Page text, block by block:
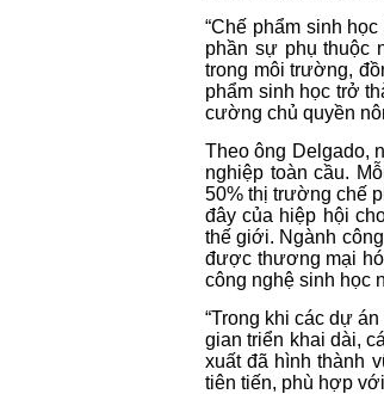
“Chế phẩm sinh
phần sự phụ thuộc
trong môi trường,
phẩm sinh học trở
cường chủ quyền
Theo ông Delgado,
nghiệp toàn cầu.
50% thị trường chế
đây của hiệp hội
thế giới. Ngành
được thương mại
công nghệ sinh học
“Trong khi các dự
gian triển khai dài,
xuất đã hình thành
tiên tiến, phù hợp